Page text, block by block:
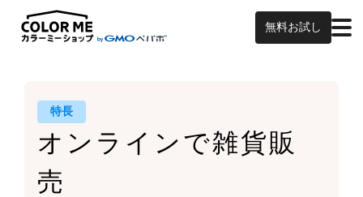
無料お試し
特長
オンラインで雑貨販
売